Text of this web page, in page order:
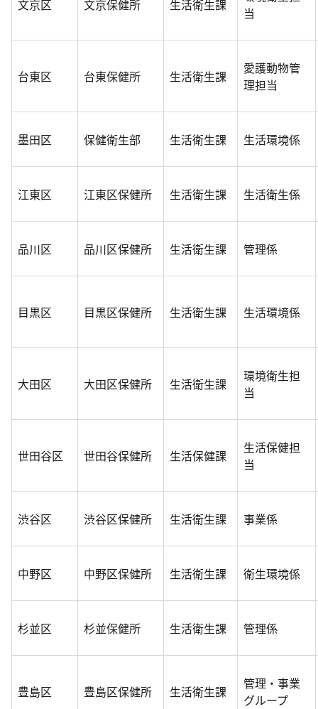
文京区 文京保健所 生活衛生課
当
台東区 台東保健所 生活衛生課
愛護動物管
理担当
墨田区 保健衛生部 生活衛生課 生活環境係
江東区 江東区保健所 生活衛生課 生活衛生係
品川区 品川区保健所 生活衛生課 管理係
目黒区 目黒区保健所 生活衛生課 生活環境係
大田区 大田区保健所 生活衛生課
環境衛生担
当
世田谷区 世田谷保健所 生活保健課
生活保健担
当
渋谷区 渋谷区保健所 生活衛生課 事業係
中野区 中野区保健所 生活衛生課 衛生環境係
杉並区 杉並保健所 生活衛生課 管理係
豊島区 豊島区保健所 生活衛生課
管理・事業
グループ